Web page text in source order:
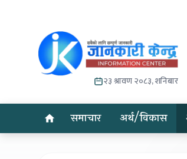
२३ श्रावण २०८३, शनिबार
समाचार अर्थ/विकास